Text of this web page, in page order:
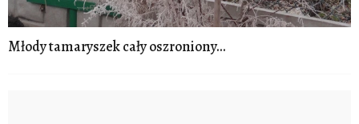
Młody tamaryszek cały oszroniony...